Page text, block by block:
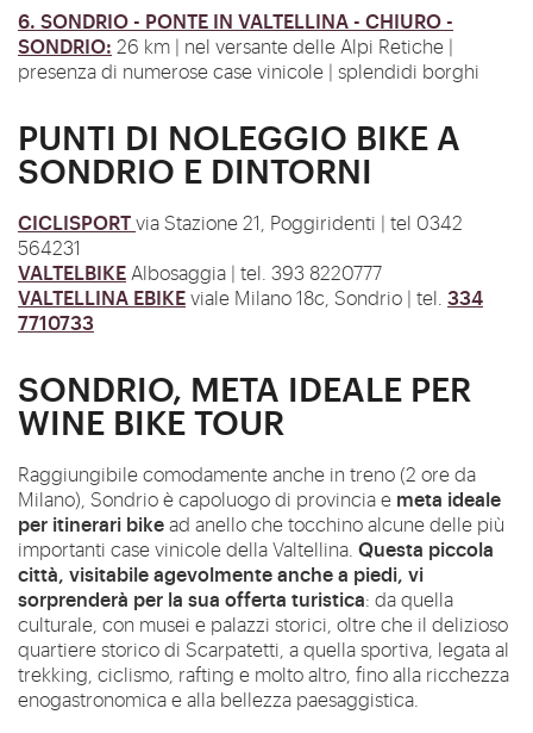
6. SONDRIO - PONTE IN VALTELLINA - CHIURO -
SONDRIO: 26 km | nel versante delle Alpi Retiche |
presenza di numerose case vinicole | splendidi borghi
PUNTI DI NOLEGGIO BIKE A
SONDRIO E DINTORNI
CICLISPORTvia Stazione 21, Poggiridenti | tel 0342
564231
VALTELBIKE Albosaggia | tel. 393 8220777
VALTELLINA EBIKEviale Milano 18c, Sondrio | tel. 334
7710733
SONDRIO, META IDEALE PER
WINE BIKE TOUR
Raggiungibile comodamente anche in treno (2 ore da
Milano), Sondrio è capoluogo di provincia e meta ideale
per itinerari bikead anello che tocchino alcune delle più
importanti case vinicole della Valtellina. Questa piccola
città, visitabile agevolmente anche a piedi, vi
sorprenderà per la sua offerta turistica: da quella
culturale, con musei e palazzi storici, oltre che il delizioso
quartiere storico di Scarpatetti, a quella sportiva, legata al
trekking, ciclismo, rafting e molto altro, fino alla ricchezza
enogastronomica e alla bellezza paesaggistica.